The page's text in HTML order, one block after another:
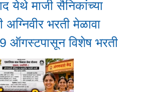
येथे माजी सैनिकांच्या
अग्निवीर भरती मेळावा
ऑगस्टपासून विशेष भरती